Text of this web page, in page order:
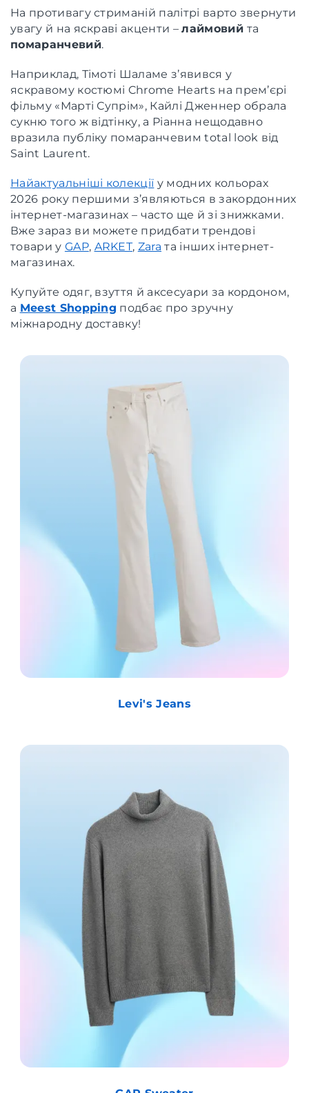
На противагу стриманій палітрі варто звернути
увагу й на яскраві акценти –лаймовийта
помаранчевий.
Наприклад, Тімоті Шаламе з’явився у
яскравому костюмі Chrome Hearts на прем’єрі
фільму «Марті Супрім», Кайлі Дженнер обрала
сукню того ж відтінку, а Ріанна нещодавно
вразила публіку помаранчевим total look від
Saint Laurent.
Найактуальніші колекції у модних кольорах
2026 року першими з’являються в закордонних
інтернет-магазинах – часто ще й зі знижками.
Вже зараз ви можете придбати трендові
товари у GAP, ARKET, Zara та інших інтернет-
магазинах.
Купуйте одяг, взуття й аксесуари за кордоном,
а Meest Shopping подбає про зручну
міжнародну доставку!
Levi's Jeans